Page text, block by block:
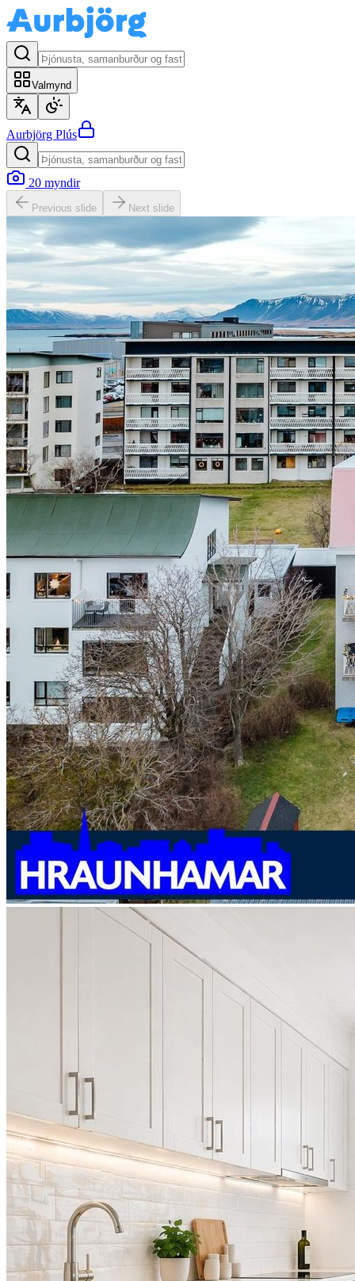
Valmynd
Aurbjörg Plús
20 myndir
Previous slide Next slide